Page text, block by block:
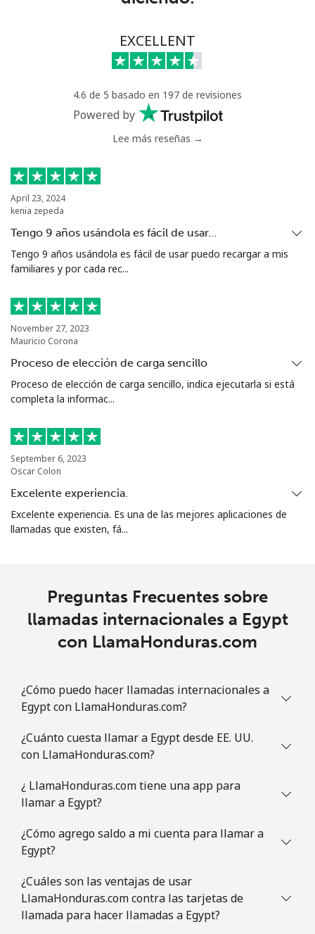
⁦26.9p⁩
37 min por
⁦£10⁩
⁦£10⁩
Línea fija
⁦£10⁩
Eswatini
Línea fija
Celular ⁦16.9p⁩
59 min por
Celular ⁦24.9p⁩
⁦£10⁩
EXCELLENT
4.6 de 5 basado en 197 de revisiones
Powered by
Lee más reseñas →
April 23, 2024
kenia zepeda
Tengo 9 años usándola es fácil de usar…
Tengo 9 años usándola es fácil de usar puedo recargar a mis
familiares y por cada rec...
November 27, 2023
Mauricio Corona
Proceso de elección de carga sencillo
Proceso de elección de carga sencillo, indica ejecutarla si está
completa la informac...
September 6, 2023
Oscar Colon
Excelente experiencia.
Excelente experiencia. Es una de las mejores aplicaciones de
llamadas que existen, fá...
Preguntas Frecuentes sobre
llamadas internacionales a Egypt
con LlamaHonduras.com
¿Cómo puedo hacer llamadas internacionales a
Egypt con LlamaHonduras.com?
¿Cuánto cuesta llamar a Egypt desde EE. UU.
con LlamaHonduras.com?
¿ LlamaHonduras.com tiene una app para
llamar a Egypt?
¿Cómo agrego saldo a mi cuenta para llamar a
Egypt?
¿Cuáles son las ventajas de usar
LlamaHonduras.com contra las tarjetas de
llamada para hacer llamadas a Egypt?